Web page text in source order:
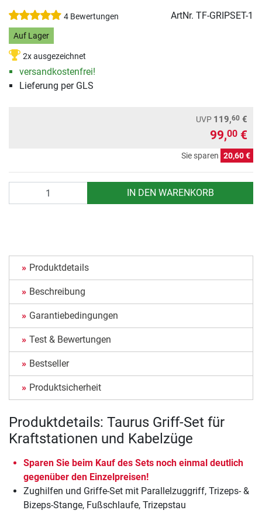
4 Bewertungen ArtNr. TF-GRIPSET-1
Auf Lager
2x ausgezeichnet
versandkostenfrei!
Lieferung per GLS
UVP 119,60 €
99,00 €
Sie sparen 20,60 €
IN DEN WARENKORB
Produktdetails
Beschreibung
Garantiebedingungen
Test & Bewertungen
Bestseller
Produktsicherheit
Produktdetails: Taurus Griff-Set für
Kraftstationen und Kabelzüge
Sparen Sie beim Kauf des Sets noch einmal deutlich
gegenüber den Einzelpreisen!
Zughilfen und Griffe-Set mit Parallelzuggriff, Trizeps- &
Bizeps-Stange, Fußschlaufe, Trizepstau